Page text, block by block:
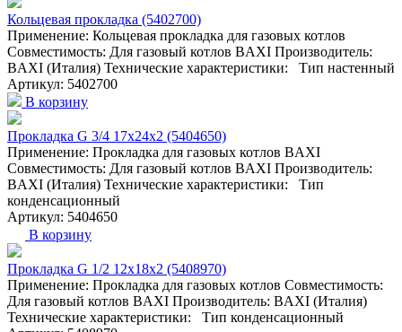
Кольцевая прокладка (5402700)
Применение: Кольцевая прокладка для газовых котлов
Совместимость: Для газовый котлов BAXI Производитель:
BAXI (Италия) Технические характеристики: Тип настенный
Артикул: 5402700
В корзину
Прокладка G 3/4 17х24х2 (5404650)
Применение: Прокладка для газовых котлов BAXI
Совместимость: Для газовый котлов BAXI Производитель:
BAXI (Италия) Технические характеристики: Тип
конденсационный
Артикул: 5404650
В корзину
Прокладка G 1/2 12х18х2 (5408970)
Применение: Прокладка для газовых котлов Совместимость:
Для газовый котлов BAXI Производитель: BAXI (Италия)
Технические характеристики: Тип конденсационный